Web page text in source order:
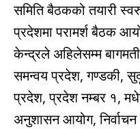
समिति बैठकको तयारी
प्रदेशमा परामर्श बैठक
केन्द्रले अहिलेसम्म
समन्वय प्रदेश, गण्डकी,
प्रदेश, प्रदेश नम्बर १,
अनुशासन आयोग,